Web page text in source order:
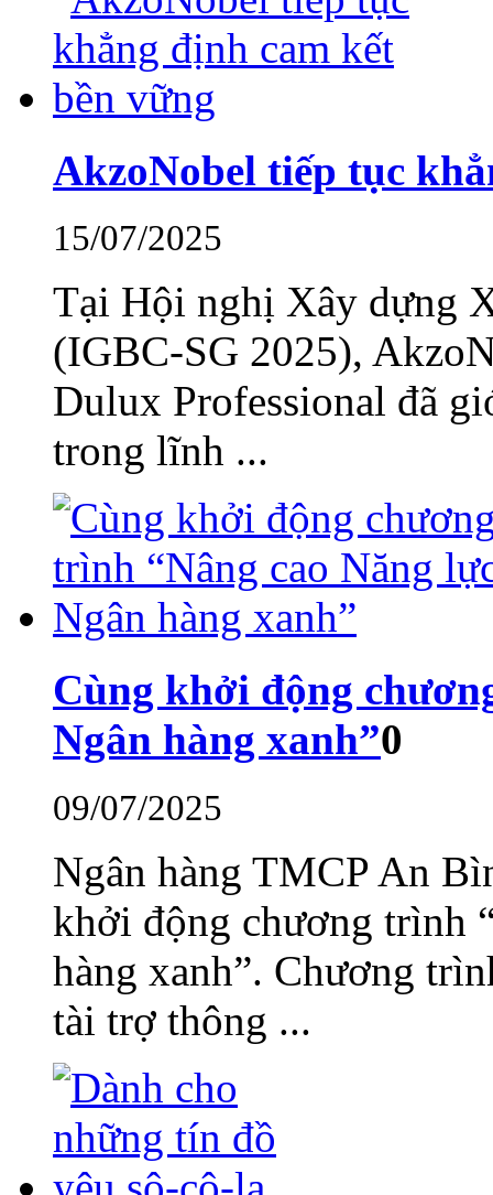
AkzoNobel tiếp tục
15/07/2025
Tại Hội nghị Xây dựng
(IGBC-SG 2025),
Dulux Professional đã
trong lĩnh ...
Cùng khởi động
Ngân hàng xanh”0
09/07/2025
Ngân hàng TMCP An
khởi động chương trình
hàng xanh”. Chương
tài trợ thông ...